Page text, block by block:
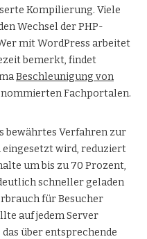
Kompilierung. Viele
Wechsel der PHP-
mit WordPress arbeitet
bemerkt, findet
Beschleunigung von
Fachportalen.
bewährtes Verfahren zur
wird, reduziert
um bis zu 70 Prozent,
schneller geladen
für Besucher
auf jedem Server
über entsprechende